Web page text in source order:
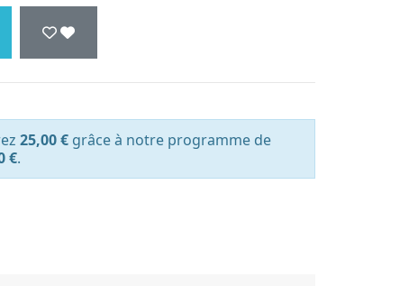
25,00 € grâce à notre programme de
€.